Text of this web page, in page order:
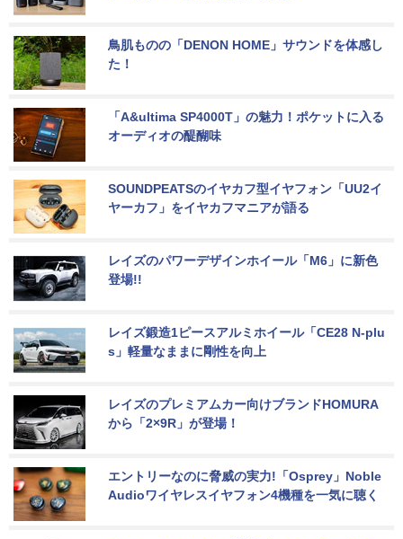
鳥肌ものの「DENON HOME」サウンドを体感し
た！
「A&ultima SP4000T」の魅力！ポケットに入る
オーディオの醍醐味
SOUNDPEATSのイヤカフ型イヤフォン「UU2イ
ヤーカフ」をイヤカフマニアが語る
レイズのパワーデザインホイール「M6」に新色
登場!!
レイズ鍛造1ピースアルミホイール「CE28 N-plu
s」軽量なままに剛性を向上
レイズのプレミアムカー向けブランドHOMURA
から「2×9R」が登場！
エントリーなのに脅威の実力!「Osprey」Noble
Audioワイヤレスイヤフォン4機種を一気に聴く